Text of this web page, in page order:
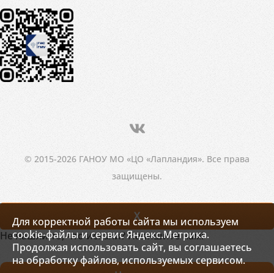
© 2015-2026 ГАНОУ МО «ЦО «Лапландия». Все права
защищены.
Для корректной работы сайта мы используем
cookie-файлы и сервис Яндекс.Метрика.
Продолжая использовать сайт, вы соглашаетесь
на обработку файлов, используемых сервисом.
X
Не нашли то, что искали? Напишите нам!